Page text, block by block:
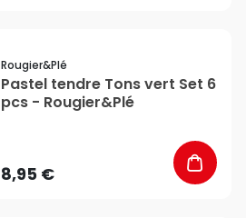
Rougier&plé
Pastel tendre Tons vert Set 6
pcs - Rougier&Plé
8,95 €